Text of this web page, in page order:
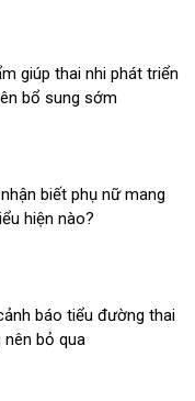
giúp thai nhi phát triển
bổ sung sớm
biết phụ nữ mang
hiện nào?
báo tiểu đường thai
nên bỏ qua